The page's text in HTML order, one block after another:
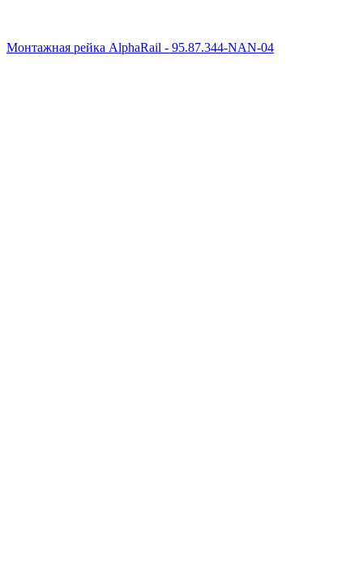
Монтажная рейка AlphaRail - 95.87.344-NAN-04